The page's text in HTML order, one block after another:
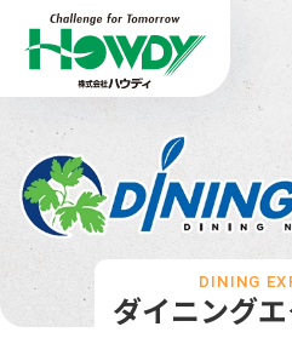
ダイニング
DINING